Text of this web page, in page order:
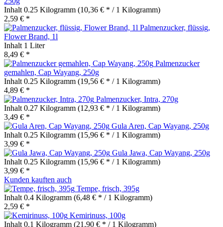
Inhalt 0.25 Kilogramm (10,36 € * / 1 Kilogramm)
2,59 € *
Palmenzucker, flüssig,
Flower Brand, 1l
Inhalt 1 Liter
8,49 € *
Palmenzucker
gemahlen, Cap Wayang, 250g
Inhalt 0.25 Kilogramm (19,56 € * / 1 Kilogramm)
4,89 € *
Palmenzucker, Intra, 270g
Inhalt 0.27 Kilogramm (12,93 € * / 1 Kilogramm)
3,49 € *
Gula Aren, Cap Wayang, 250g
Inhalt 0.25 Kilogramm (15,96 € * / 1 Kilogramm)
3,99 € *
Gula Jawa, Cap Wayang, 250g
Inhalt 0.25 Kilogramm (15,96 € * / 1 Kilogramm)
3,99 € *
Kunden kauften auch
Tempe, frisch, 395g
Inhalt 0.4 Kilogramm (6,48 € * / 1 Kilogramm)
2,59 € *
Kemirinuss, 100g
Inhalt 0.1 Kilogramm (21,90 € * / 1 Kilogramm)